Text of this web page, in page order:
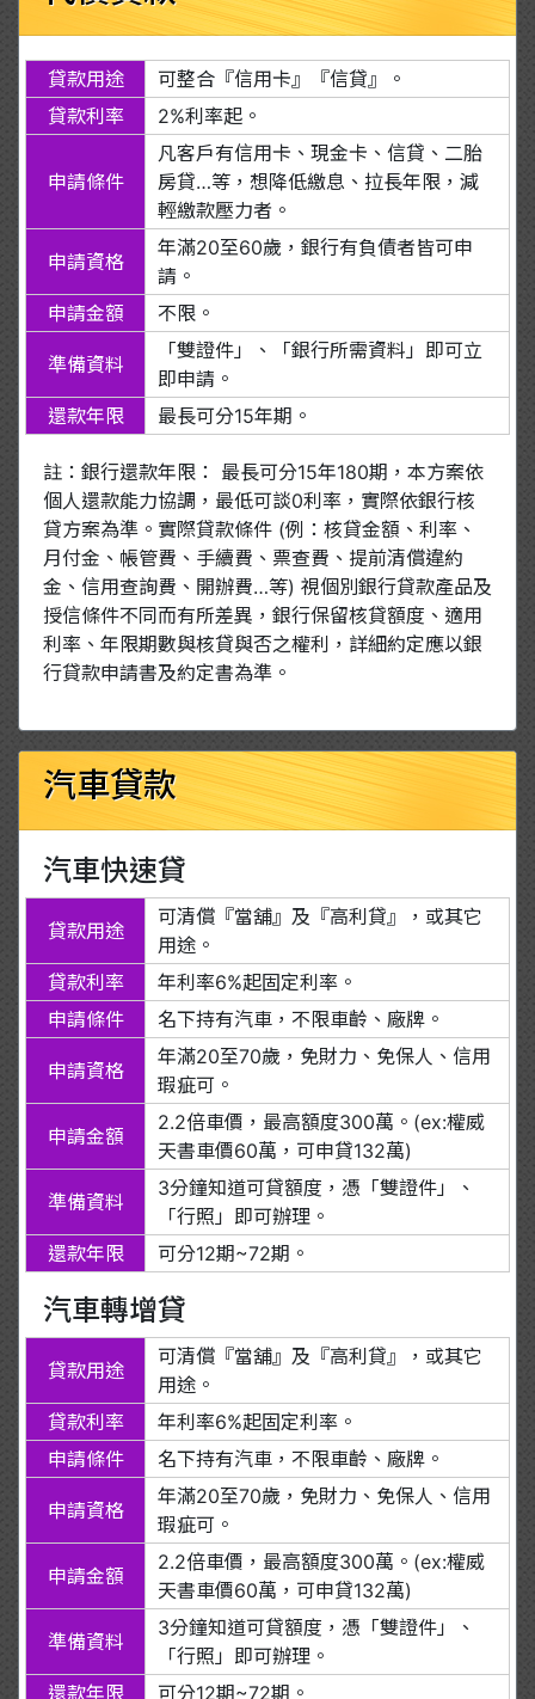
貸款用途
可整合『信用卡』『信貸』。
貸款利率
2%利率起。
申請條件
凡客戶有信用卡、現金卡、信貸、二胎
房貸…等，想降低繳息、拉長年限，減
輕繳款壓力者。
申請資格
年滿20至60歲，銀行有負債者皆可申
請。
申請金額
不限。
準備資料
「雙證件」、「銀行所需資料」即可立
即申請。
還款年限
最長可分15年期。
註：銀行還款年限： 最長可分15年180期，本方案依
個人還款能力協調，最低可談0利率，實際依銀行核
貸方案為準。實際貸款條件 (例：核貸金額、利率、
月付金、帳管費、手續費、票查費、提前清償違約
金、信用查詢費、開辦費…等) 視個別銀行貸款產品及
授信條件不同而有所差異，銀行保留核貸額度、適用
利率、年限期數與核貸與否之權利，詳細約定應以銀
行貸款申請書及約定書為準。
汽車貸款
汽車快速貸
貸款用途
可清償『當舖』及『高利貸』，或其它
用途。
貸款利率
年利率6%起固定利率。
申請條件
名下持有汽車，不限車齡、廠牌。
申請資格
年滿20至70歲，免財力、免保人、信用
瑕疵可。
申請金額
2.2倍車價，最高額度300萬。(ex:權威
天書車價60萬，可申貸132萬)
準備資料
3分鐘知道可貸額度，憑「雙證件」、
「行照」即可辦理。
還款年限
可分12期~72期。
汽車轉增貸
貸款用途
可清償『當舖』及『高利貸』，或其它
用途。
貸款利率
年利率6%起固定利率。
申請條件
名下持有汽車，不限車齡、廠牌。
申請資格
年滿20至70歲，免財力、免保人、信用
瑕疵可。
申請金額
2.2倍車價，最高額度300萬。(ex:權威
天書車價60萬，可申貸132萬)
準備資料
3分鐘知道可貸額度，憑「雙證件」、
「行照」即可辦理。
還款年限
可分12期~72期。